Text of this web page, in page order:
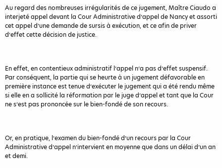
Au regard des nombreuses irrégularités de ce jugement, Maître Ciaudo a
interjeté appel devant la Cour Administrative d’appel de Nancy et assorti
cet appel d’une demande de sursis à exécution, et ce afin de priver
d’effet cette décision de justice.
En effet, en contentieux administratif l’appel n’a pas d’effet suspensif.
Par conséquent, la partie qui se heurte à un jugement défavorable en
première instance est tenue d’exécuter le jugement qui a été rendu même
si elle en a sollicité la réformation par le juge d’appel et tant que la Cour
ne s’est pas prononcée sur le bien-fondé de son recours.
Or, en pratique, l’examen du bien-fondé d’un recours par la Cour
Administrative d’appel n’intervient en moyenne que dans un délai d’un an
et demi.